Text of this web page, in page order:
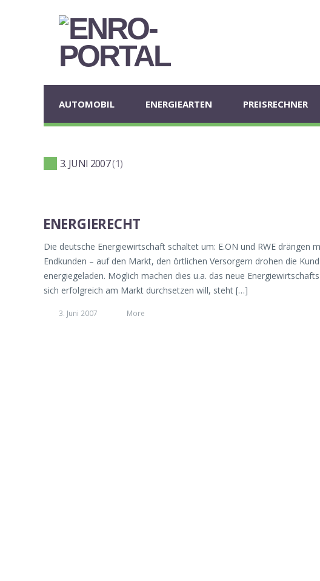
AUTOMOBIL ENERGIEARTEN PREISRECHNER
3. JUNI 2007 1
ENERGIERECHT
Die deutsche Energiewirtschaft schaltet um: E.ON und RWE drängen
Endkunden – auf den Markt, den örtlichen Versorgern drohen die
energiegeladen. Möglich machen dies u.a. das neue
sich erfolgreich am Markt durchsetzen will, steht […]
3. Juni 2007 More